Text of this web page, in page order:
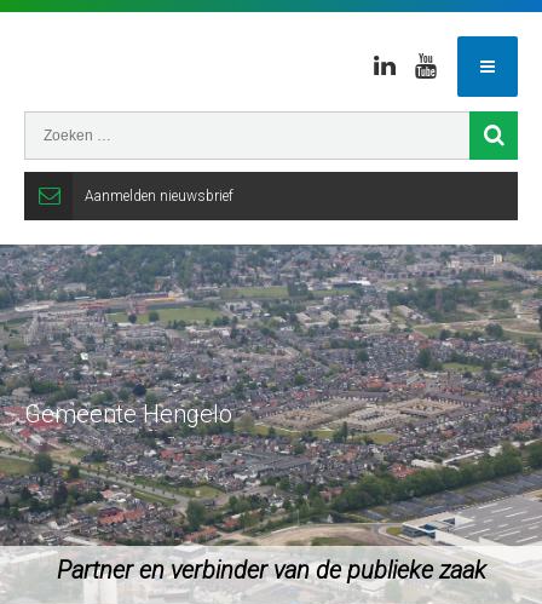
LinkedinYoutube
Aanmelden nieuwsbrief
Partner en verbinder van de publieke zaak
Gemeente Hengelo